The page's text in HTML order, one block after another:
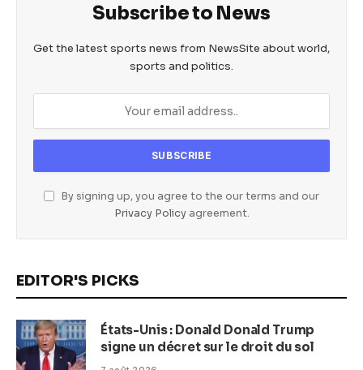
Subscribe to News
Get the latest sports news from NewsSite about world,
sports and politics.
By signing up, you agree to the our terms and our
Privacy Policyagreement.
EDITOR'S PICKS
États-Unis : Donald Donald Trump
signe un décret sur le droit du sol